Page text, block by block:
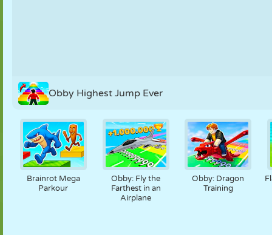
Obby Highest Jump Ever
Brainrot Mega
Parkour
Obby: Fly the
Farthest in an
Airplane
Obby: Dragon
Training